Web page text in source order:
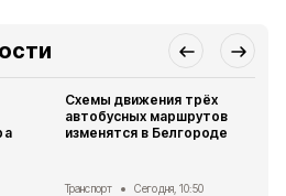
Схемы движения трёх
автобусных маршрутов
изменятся в Белгороде
Транспорт Сегодня, 10:50